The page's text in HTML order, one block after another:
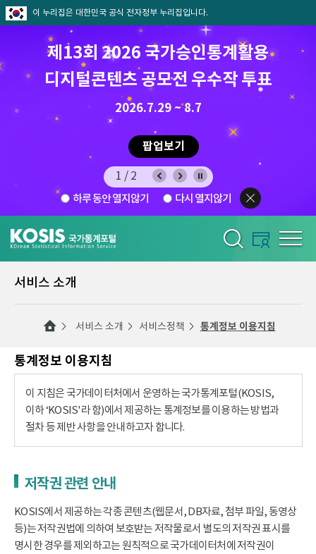
이 누리집은 대한민국 공식 전자정부 누리집입니다.
제13회 2026 국가승인통계활용
디지털콘텐츠 공모전 우수작 투표
2026.7.29 ~ 8.7
팝업보기
8.7.(금) ~ 8.21.(금)
1/2
하루 동안 열지않기 다시 열지않기
서비스 소개
서비스 소개 서비스정책 통계정보 이용지침
통계정보 이용지침
이 지침은 국가데이터처에서 운영하는 국가통계포털(KOSIS,
이하 ‘KOSIS'라 함)에서 제공하는 통계정보를 이용하는 방법과
절차 등 제반 사항을 안내하고자 합니다.
저작권 관련 안내
KOSIS에서 제공하는 각종 콘텐츠(웹문서, DB자료, 첨부 파일, 동영상
등)는 저작권법에 의하여 보호받는 저작물로서 별도의 저작권 표시를
명시한 경우를 제외하고는 원칙적으로 국가데이터처에 저작권이